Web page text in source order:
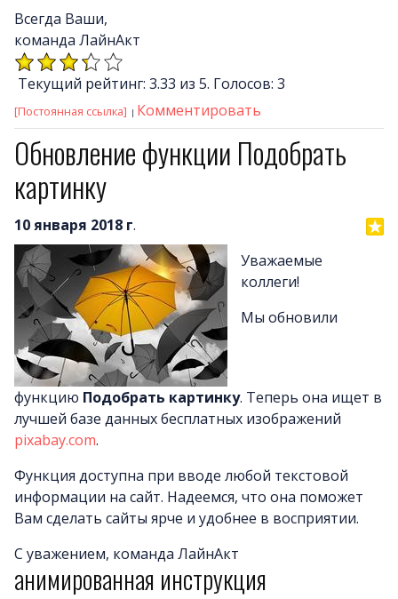
Всегда Ваши,
команда ЛайнАкт
Текущий рейтинг: 3.33 из 5. Голосов: 3
[Постоянная ссылка] Комментировать
Обновление функции Подобрать
картинку
10 января 2018 г.
Уважаемые
коллеги!
Мы обновили
функцию Подобрать картинку. Теперь она ищет в
лучшей базе данных бесплатных изображений
pixabay.com.
Функция доступна при вводе любой текстовой
информации на сайт. Надеемся, что она поможет
Вам сделать сайты ярче и удобнее в восприятии.
С уважением, команда ЛайнАкт
анимированная инструкция